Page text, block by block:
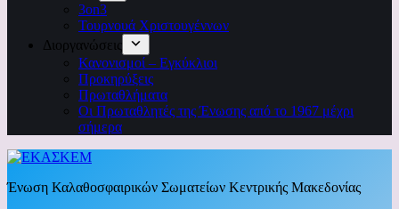
3on3
Τουρνουά Χριστουγέννων
Διοργανώσεις
Κανονισμοί – Εγκύκλιοι
Προκηρύξεις
Πρωταθλήματα
Οι Πρωταθλητές της Ένωσης από το 1967 μέχρι
σήμερα
Ένωση Καλαθοσφαιρικών Σωματείων Κεντρικής Μακεδονίας